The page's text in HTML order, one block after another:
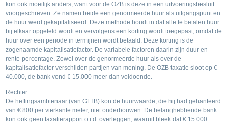
kon ook moeilijk anders, want voor de OZB is deze in een uitvoeringsbesluit
voorgeschreven. Ze namen beide een genormeerde huur als uitgangspunt en
de huur werd gekapitaliseerd. Deze methode houdt in dat alle te betalen huur
bij elkaar opgeteld wordt en vervolgens een korting wordt toegepast, omdat de
huur over een periode in termijnen wordt betaald. Deze korting is de
zogenaamde kapitalisatiefactor. De variabele factoren daarin zijn duur en
rente-percentage. Zowel over de genormeerde huur als over de
kapitalisatiefactor verschilden partijen van mening. De OZB taxatie sloot op €
40.000, de bank vond € 15.000 meer dan voldoende.
Rechter
De heffingsambtenaar (van GLTB) kon de huurwaarde, die hij had gehanteerd
van € 800 per vierkante meter, niet onderbouwen. De belanghebbende bank
kon ook geen taxatierapport o.i.d. overleggen, waaruit bleek dat € 15.000